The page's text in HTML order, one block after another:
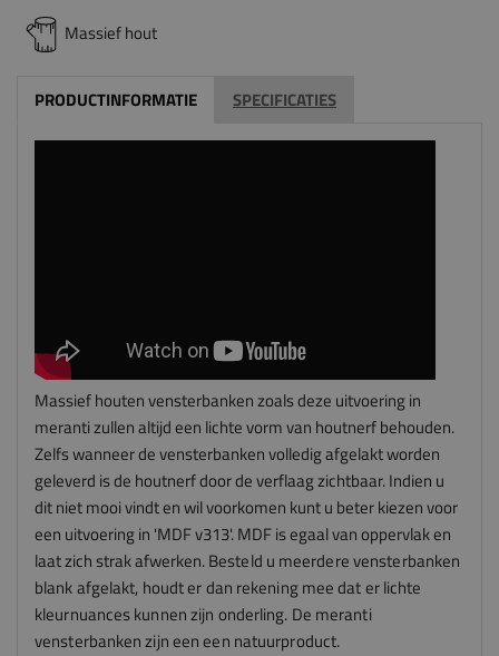
Massief hout
PRODUCTINFORMATIE SPECIFICATIES
Massief houten vensterbanken zoals deze uitvoering in
meranti zullen altijd een lichte vorm van houtnerf behouden.
Zelfs wanneer de vensterbanken volledig afgelakt worden
geleverd is de houtnerf door de verflaag zichtbaar. Indien u
dit niet mooi vindt en wil voorkomen kunt u beter kiezen voor
een uitvoering in 'MDF v313'. MDF is egaal van oppervlak en
laat zich strak afwerken.Besteld u meerdere vensterbanken
blank afgelakt, houdt er dan rekening mee dat er lichte
kleurnuances kunnen zijn onderling. De meranti
vensterbanken zijn een een natuurproduct.